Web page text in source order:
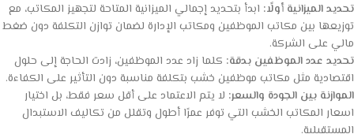
تحديد الميزانية أولًا: ابدأ بتحديد إجمالي الميزانية المتاحة لتجهيز المكاتب، مع
توزيعها بين مكاتب الموظفين ومكاتب الإدارة لضمان توازن التكلفة دون ضغط
مالي على الشركة.
تحديد عدد الموظفين بدقة: كلما زاد عدد الموظفين، زادت الحاجة إلى حلول
اقتصادية مثل مكاتب موظفين خشب بتكلفة مناسبة دون التأثير على الكفاءة.
الموازنة بين الجودة والسعر: لا يتم الاعتماد على أقل سعر فقط، بل اختيار
اسعار المكاتب الخشب التي توفر عمرًا أطول وتقلل من تكاليف الاستبدال